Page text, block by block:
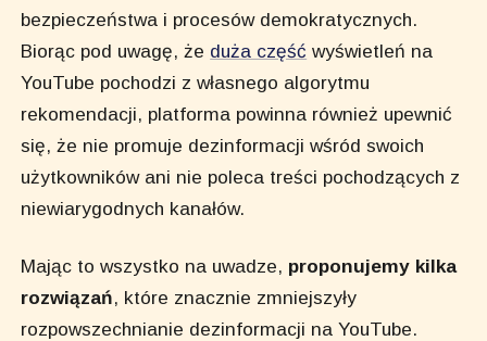
bezpieczeństwa i procesów demokratycznych.
Biorąc pod uwagę, że duża część wyświetleń na
YouTube pochodzi z własnego algorytmu
rekomendacji, platforma powinna również upewnić
się, że nie promuje dezinformacji wśród swoich
użytkowników ani nie poleca treści pochodzących z
niewiarygodnych kanałów.
Mając to wszystko na uwadze, proponujemy kilka
rozwiązań, które znacznie zmniejszyły
rozpowszechnianie dezinformacji na YouTube.